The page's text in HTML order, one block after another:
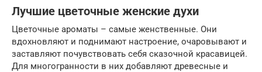
Лучшие цветочные женские духи
Цветочные ароматы – самые женственные. Они
вдохновляют и поднимают настроение, очаровывают и
заставляют почувствовать себя сказочной красавицей.
Для многогранности в них добавляют древесные и